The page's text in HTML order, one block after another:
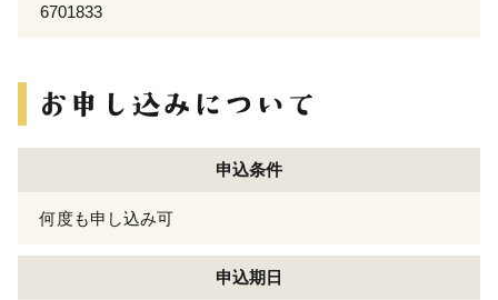
6701833
申込条件
何度も申し込み可
申込期日